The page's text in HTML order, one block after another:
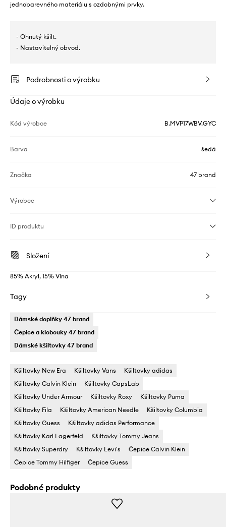
jednobarevného materiálu s ozdobnými prvky.
- Ohnutý kšilt.
- Nastavitelný obvod.
Podrobnosti o výrobku
Údaje o výrobku
Kód výrobce B.MVP17WBV.GYC
Barva šedá
Značka 47 brand
Výrobce
ID produktu
Složení
85% Akryl, 15% Vlna
Tagy
Dámské doplňky 47 brand
Čepice a klobouky 47 brand
Dámské kšiltovky 47 brand
Kšiltovky New Era Kšiltovky Vans
Kšiltovky adidas
Kšiltovky Calvin Klein
Kšiltovky CapsLab
Kšiltovky Under Armour
Kšiltovky Roxy
Kšiltovky Puma
Kšiltovky Fila
Kšiltovky American Needle
Kšiltovky Columbia
Kšiltovky Guess
Kšiltovky adidas Performance
Kšiltovky Karl Lagerfeld
Kšiltovky Tommy Jeans
Kšiltovky Superdry
Kšiltovky Levi's
Čepice Calvin Klein
Čepice Tommy Hilfiger
Čepice Guess
Podobné produkty